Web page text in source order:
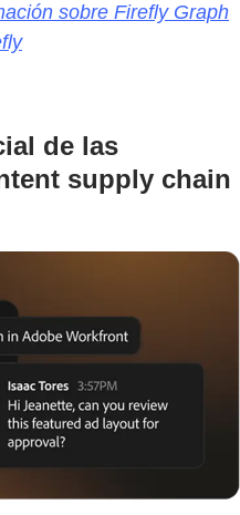
sobre Firefly Graph
de las
supply chain